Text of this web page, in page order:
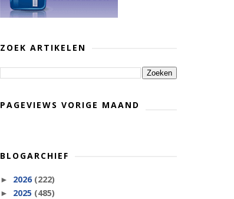
ZOEK ARTIKELEN
PAGEVIEWS VORIGE MAAND
BLOGARCHIEF
► 2026 (222)
► 2025 (485)